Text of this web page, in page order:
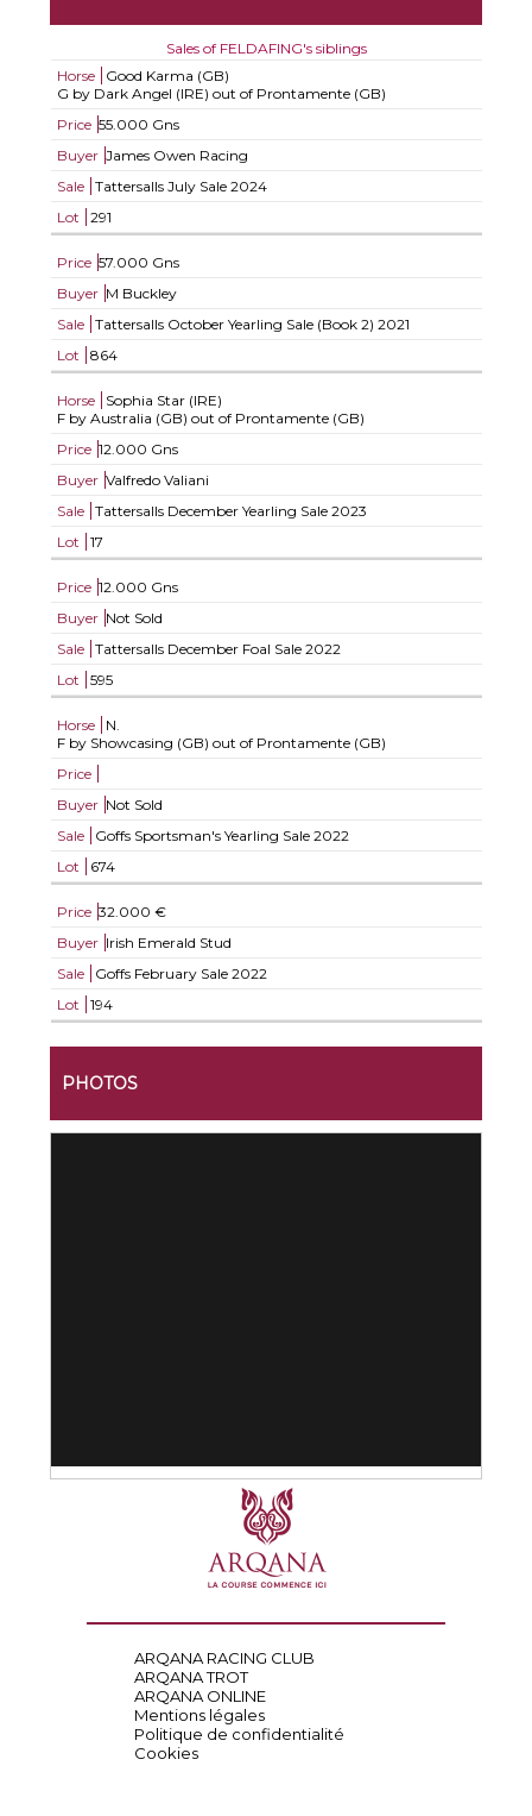
Sales of FELDAFING's siblings
Horse
Good Karma (GB)
G by Dark Angel (IRE) out of Prontamente (GB)
Price 55.000 Gns
Buyer James Owen Racing
Sale
Tattersalls July Sale 2024
Lot
291
Price 57.000 Gns
Buyer M Buckley
Sale
Tattersalls October Yearling Sale (Book 2) 2021
Lot
864
Horse
Sophia Star (IRE)
F by Australia (GB) out of Prontamente (GB)
Price 12.000 Gns
Buyer Valfredo Valiani
Sale
Tattersalls December Yearling Sale 2023
Lot
17
Price 12.000 Gns
Buyer Not Sold
Sale
Tattersalls December Foal Sale 2022
Lot
595
Horse
N.
F by Showcasing (GB) out of Prontamente (GB)
Price
Buyer Not Sold
Sale
Goffs Sportsman's Yearling Sale 2022
Lot
674
Price 32.000 €
Buyer Irish Emerald Stud
Sale
Goffs February Sale 2022
Lot
194
PHOTOS
ARQANA RACING CLUB
ARQANA TROT
ARQANA ONLINE
Mentions légales
Politique de confidentialité
Cookies